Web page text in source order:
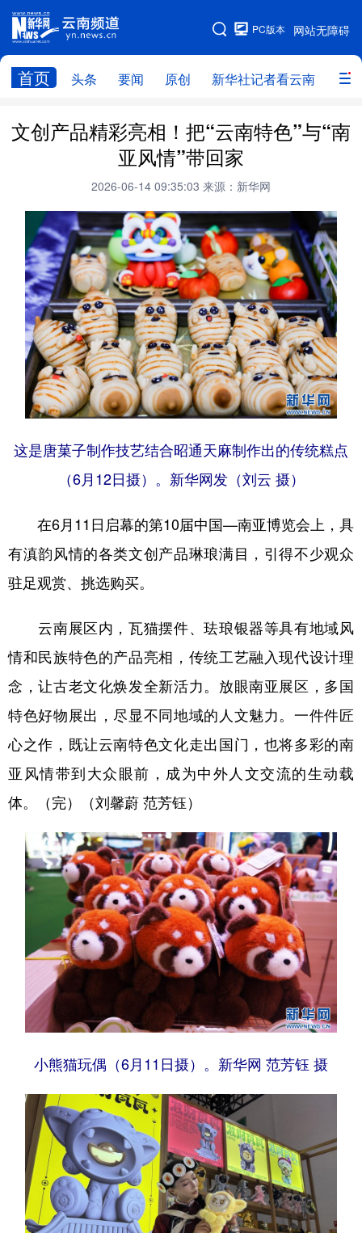
网站无障碍
PC版本
首页 头条 要闻 原创 新华社记者看云南 政务
网站地图
头条 云南要闻 本网原创
政务
云南省领导报道集
教育
州市
社会
图片
经济 服务 云南故事
云南青年说 趣看文物
文创产品精彩亮相！把“云南特色”与“南
亚风情”带回家
2026-06-14 09:35:03 来源：新华网
这是唐菓子制作技艺结合昭通天麻制作出的传统糕点
（6月12日摄）。新华网发（刘云 摄）
在6月11日启幕的第10届中国—南亚博览会上，具
有滇韵风情的各类文创产品琳琅满目，引得不少观众
驻足观赏、挑选购买。
云南展区内，瓦猫摆件、珐琅银器等具有地域风
情和民族特色的产品亮相，传统工艺融入现代设计理
念，让古老文化焕发全新活力。放眼南亚展区，多国
特色好物展出，尽显不同地域的人文魅力。一件件匠
心之作，既让云南特色文化走出国门，也将多彩的南
亚风情带到大众眼前，成为中外人文交流的生动载
体。（完）（刘馨蔚 范芳钰）
小熊猫玩偶（6月11日摄）。新华网 范芳钰 摄